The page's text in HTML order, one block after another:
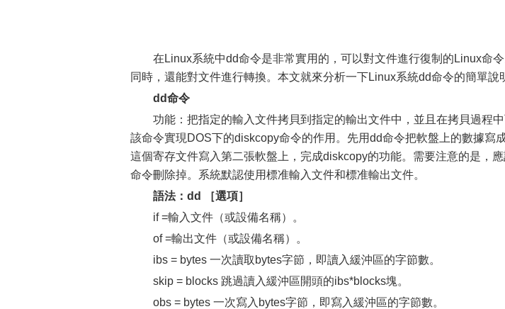
在Linux系統中dd命令是非常實用的，可以對文件進行復制的Linux命
同時，還能對文件進行轉換。本文就來分析一下Linux系統dd命令的簡單說
dd命令
功能：把指定的輸入文件拷貝到指定的輸出文件中，並且在拷貝過程
該命令實現DOS下的diskcopy命令的作用。先用dd命令把軟盤上的數據寫
這個寄存文件寫入第二張軟盤上，完成diskcopy的功能。需要注意的是，
命令刪除掉。系統默認使用標准輸入文件和標准輸出文件。
語法：dd ［選項］
if =輸入文件（或設備名稱）。
of =輸出文件（或設備名稱）。
ibs = bytes 一次讀取bytes字節，即讀入緩沖區的字節數。
skip = blocks 跳過讀入緩沖區開頭的ibs*blocks塊。
obs = bytes 一次寫入bytes字節，即寫入緩沖區的字節數。